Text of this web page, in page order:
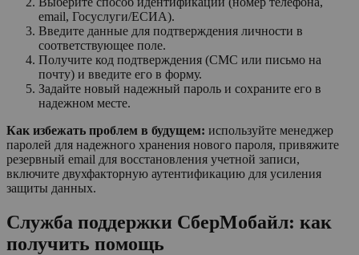
email, Госуслуги/ЕСИА).
Введите данные для подтверждения личности в
соответствующее поле.
Получите код подтверждения (СМС или письмо на
почту) и введите его в форму.
Задайте новый надежный пароль и сохраните его в
надежном месте.
Как избежать проблем в будущем: используйте менеджер
паролей для надежного хранения нового пароля, привяжите
резервный email для восстановления учетной записи,
включите двухфакторную аутентификацию для усиления
защиты данных.
Служба поддержки СберМобайл: как
получить помощь